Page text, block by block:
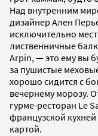
Над внутренним
дизайнер Ален
исключительно
лиственничные
Arpin, — это ему вы
за пушистые
хорошо сидится с
вечернему морозу.
гурме-ресторан Le
французской
картой.